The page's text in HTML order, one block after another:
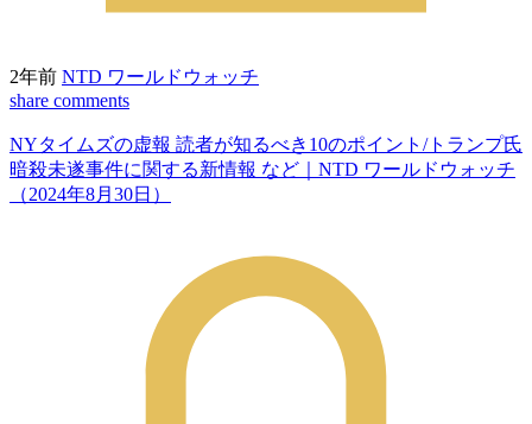
2年前 NTD ワールドウォッチ
share comments
NYタイムズの虚報 読者が知るべき10のポイント/トランプ氏
暗殺未遂事件に関する新情報 など｜NTD ワールドウォッチ
（2024年8月30日）